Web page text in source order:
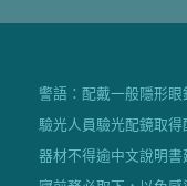
警語：配戴一般隱形
驗光人員驗光配鏡取
器材不得逾中文說明